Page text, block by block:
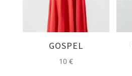
GOSPEL
10 €